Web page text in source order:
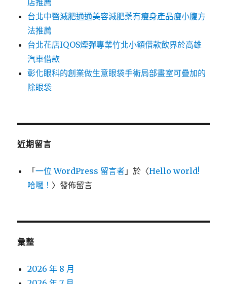
店推薦
台北中醫減肥通通美容減肥藥有瘦身產品瘦小腹方
法推薦
台北花店IQOS煙彈專業竹北小額借款飲界於高雄
汽車借款
彰化眼科的創業做生意眼袋手術局部畫室可疊加的
除眼袋
近期留言
「一位 WordPress 留言者 」於〈Hello world!
哈囉！ 〉發佈留言
彙整
2026 年 8 月